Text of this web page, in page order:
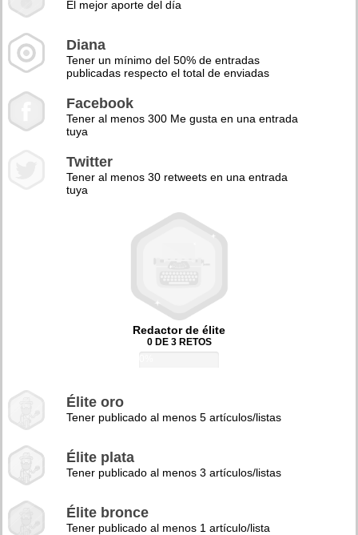
El mejor aporte del día
Diana
Tener un mínimo del 50% de entradas
publicadas respecto el total de enviadas
Facebook
Tener al menos 300 Me gusta en una entrada
tuya
Twitter
Tener al menos 30 retweets en una entrada
tuya
Redactor de élite
0 DE 3 RETOS
Élite oro
Tener publicado al menos 5 artículos/listas
Élite plata
Tener publicado al menos 3 artículos/listas
Élite bronce
Tener publicado al menos 1 artículo/lista